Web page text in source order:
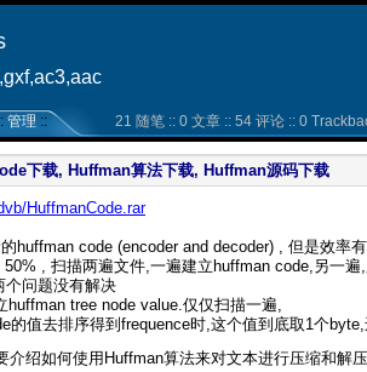
管理 :: 21 随笔 :: 0 文章 :: 54 评论 :: 0
下载, Huffman算法下载, Huffman源码下载
HuffmanCode.rar
huffman code (encoder and decoder) , 但是效率
50% , 扫描两遍文件,一遍建立huffman code,另一遍
题没有解决
huffman tree node value.仅仅扫描一遍,
的值去排序得到frequence时,这个值到底取1个
介绍如何使用Huffman算法来对文本进行压缩和解